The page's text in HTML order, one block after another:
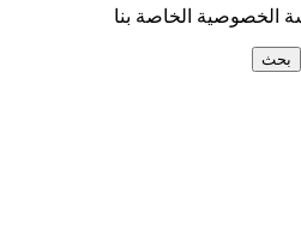
الخصوصية الخاصة بنا
بحث